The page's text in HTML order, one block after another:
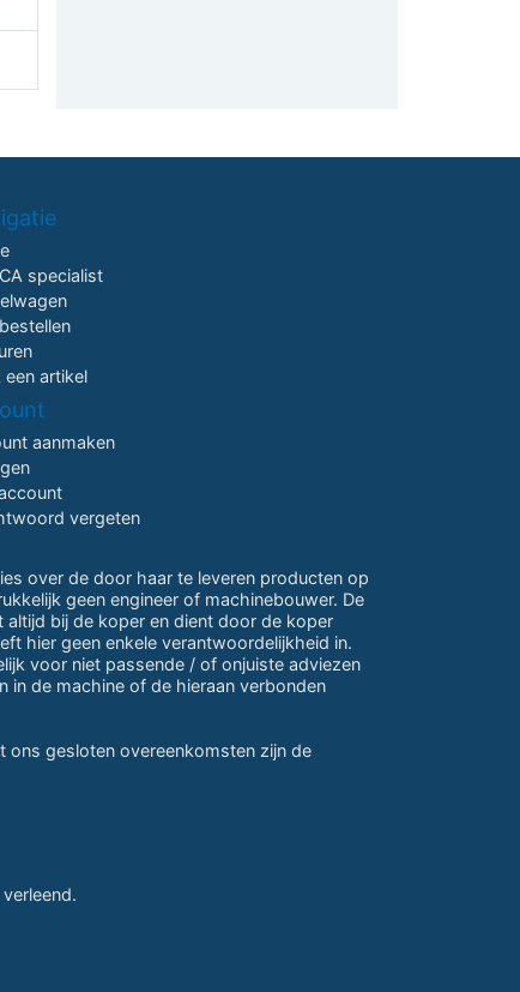
specialist
een artikel
aanmaken
vergeten
over de door haar te leveren producten op
geen engineer of machinebouwer. De
bij de koper en dient door de koper
hier geen enkele verantwoordelijkheid in.
voor niet passende / of onjuiste adviezen
de machine of de hieraan verbonden
ons gesloten overeenkomsten zijn de